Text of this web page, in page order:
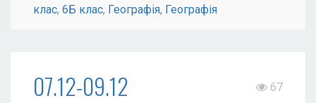
клас, 6Б клас, Географія, Географія
07.12-09.12 67